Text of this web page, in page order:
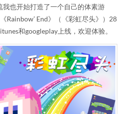
我也开始打造了一个自己的体素游
Rainbow’ End》（《彩虹尽头》）28
和googleplay上线，欢迎体验。